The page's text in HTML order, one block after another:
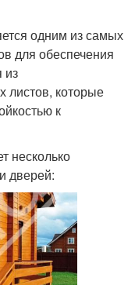
одним из самых
для обеспечения
из
листов, которые
к
несколько
дверей: